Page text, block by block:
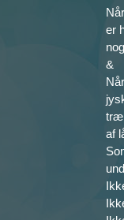
er
&
af